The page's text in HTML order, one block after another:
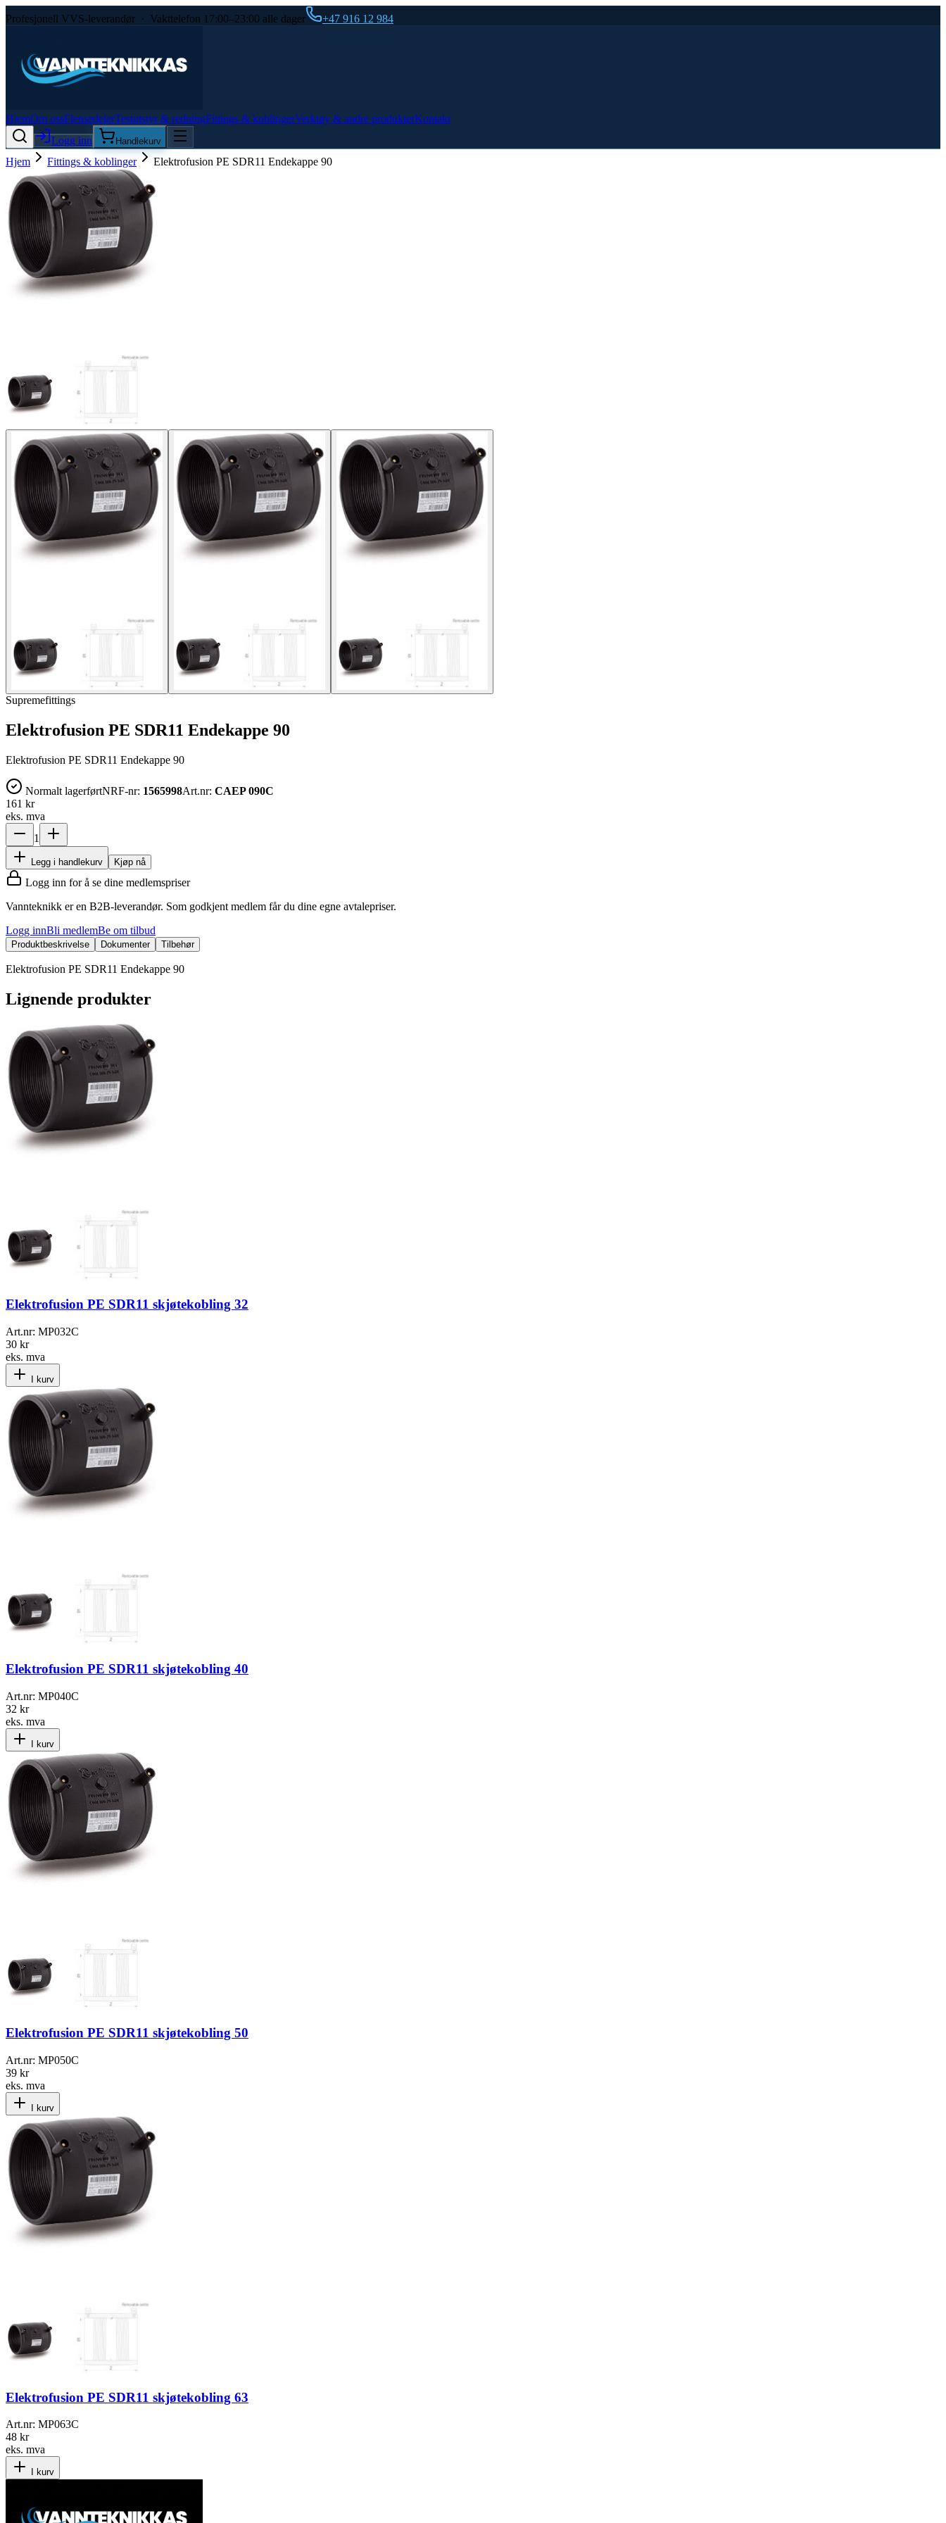
Profesjonell VVS-leverandør · Vakttelefon 17:00–23:00 alle dager +47 916 12 984
HjemOm ossFlensedelerTestutstyr & redningFittings & koblingerVerktøy & andre produkterKontakt
Logg inn
Handlekurv
Hjem Fittings & koblinger Elektrofusion PE SDR11 Endekappe 90
Supremefittings
Elektrofusion PE SDR11 Endekappe 90
Elektrofusion PE SDR11 Endekappe 90
Normalt lagerførtNRF-nr: 1565998Art.nr: CAEP 090C
161 kr
eks. mva
1
Legg i handlekurv Kjøp nå
Logg inn for å se dine medlemspriser
Vannteknikk er en B2B-leverandør. Som godkjent medlem får du dine egne avtalepriser.
Logg innBli medlemBe om tilbud
Produktbeskrivelse Dokumenter Tilbehør
Elektrofusion PE SDR11 Endekappe 90
Lignende produkter
Elektrofusion PE SDR11 skjøtekobling 32
Art.nr: MP032C
30 kr
eks. mva
I kurv
Elektrofusion PE SDR11 skjøtekobling 40
Art.nr: MP040C
32 kr
eks. mva
I kurv
Elektrofusion PE SDR11 skjøtekobling 50
Art.nr: MP050C
39 kr
eks. mva
I kurv
Elektrofusion PE SDR11 skjøtekobling 63
Art.nr: MP063C
48 kr
eks. mva
I kurv